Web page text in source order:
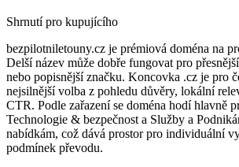
Shrnutí pro kupujícího
bezpilotniletouny.cz je prémiová doména na
Delší název může dobře fungovat pro
nebo popisnější značku. Koncovka .cz je pro
nejsilnější volba z pohledu důvěry, lokální
CTR. Podle zařazení se doména hodí hlavně
Technologie & bezpečnost a Služby a
nabídkám, což dává prostor pro individuální
podmínek převodu.